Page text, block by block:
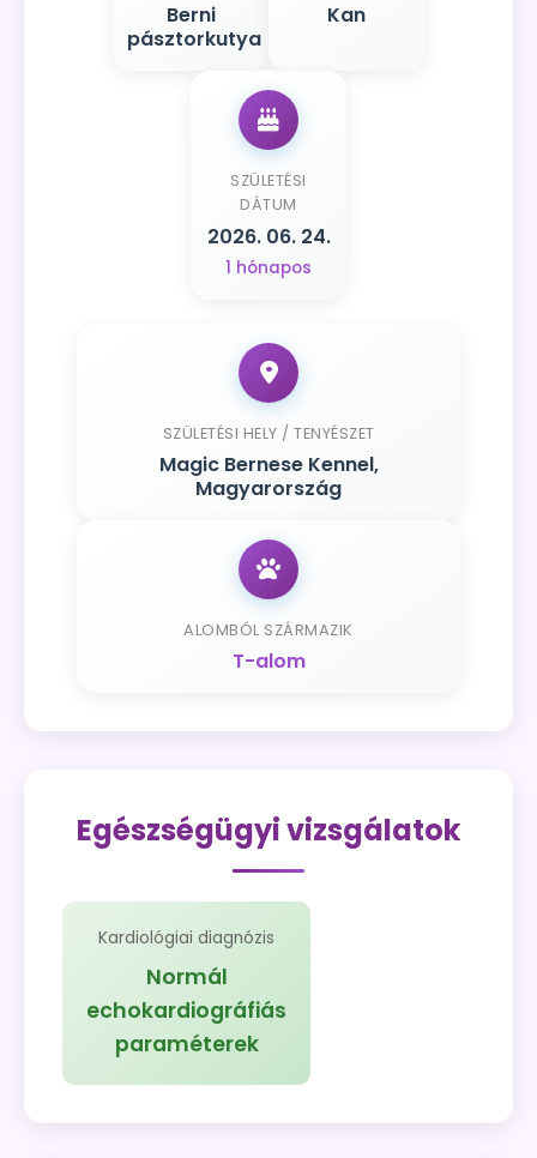
Berni
pásztorkutya
Kan
SZÜLETÉSI
DÁTUM
2026. 06. 24.
1 hónapos
SZÜLETÉSI HELY / TENYÉSZET
Magic Bernese Kennel,
Magyarország
ALOMBÓL SZÁRMAZIK
T-alom
Egészségügyi vizsgálatok
Kardiológiai diagnózis
Normál
echokardiográfiás
paraméterek